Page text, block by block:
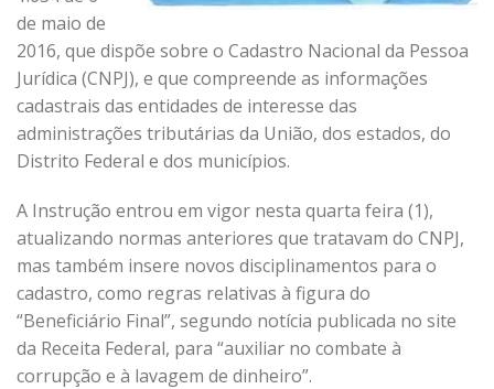
de maio de
2016, que dispõe sobre o Cadastro Nacional da Pessoa
Jurídica (CNPJ), e que compreende as informações
cadastrais das entidades de interesse das
administrações tributárias da União, dos estados, do
Distrito Federal e dos municípios.
A Instrução entrou em vigor nesta quarta feira (1),
atualizando normas anteriores que tratavam do CNPJ,
mas também insere novos disciplinamentos para o
cadastro, como regras relativas à figura do
“Beneficiário Final”, segundo notícia publicada no site
da Receita Federal, para “auxiliar no combate à
corrupção e à lavagem de dinheiro”.